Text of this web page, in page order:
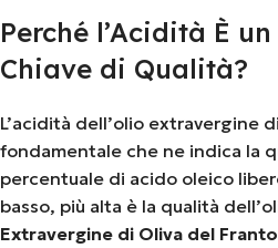
Perché l’Acidità È
Chiave di Qualità?
L’acidità dell’olio extravergine
fondamentale che ne indica la
percentuale di acido oleico
basso, più alta è la qualità
Extravergine di Oliva del